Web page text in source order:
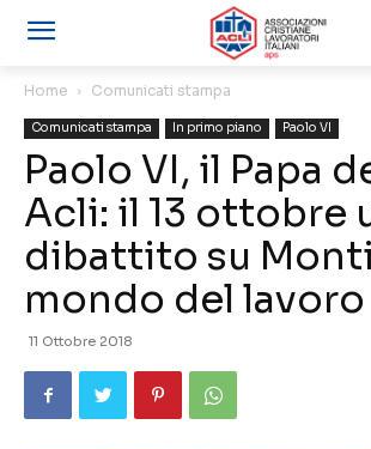
Home Comunicati stampa
Comunicati stampa In primo piano Paolo VI
Paolo VI, il Papa
Acli: il 13 ottobre
dibattito su
mondo del lavoro
11 Ottobre 2018